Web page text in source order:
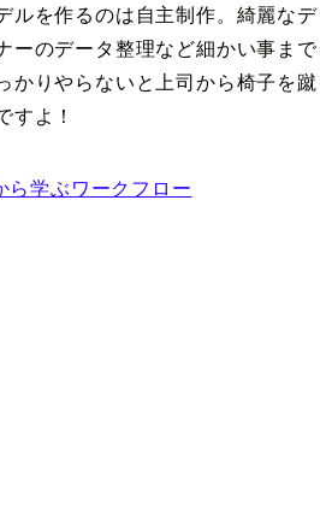
ルを作るのは自主制作。綺麗なデ
ーのデータ整理など細かい事まで
かりやらないと上司から椅子を蹴
すよ！
ら学ぶワークフロー